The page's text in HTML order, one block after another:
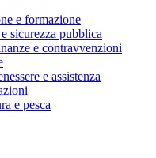
e formazione
sicurezza pubblica
e contravvenzioni
e assistenza
e pesca